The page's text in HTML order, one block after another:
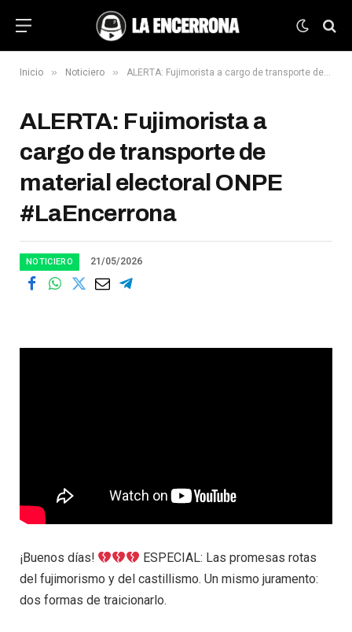
Inicio » Noticiero » ALERTA: Fujimorista a cargo de transporte de material electoral ONPE #LaEncerrona
ALERTA: Fujimorista a
cargo de transporte de
material electoral ONPE
#LaEncerrona
NOTICIERO 21/05/2026
¡Buenos días!
ESPECIAL: Las promesas rotas
del fujimorismo y del castillismo. Un mismo juramento:
dos formas de traicionarlo.